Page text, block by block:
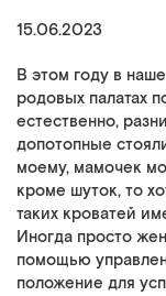
15.06.2023
В этом году в
родовых палатах
естественно,
допотопные
моему, мамочек
кроме шуток, то
таких кроватей
Иногда просто
помощью
положение для